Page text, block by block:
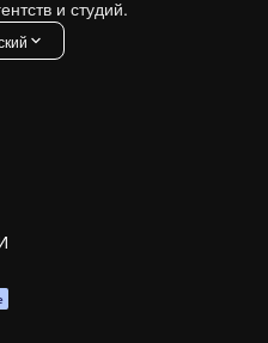
и студий.